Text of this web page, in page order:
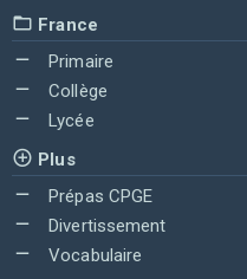
France
Primaire
Collège
Lycée
Plus
Prépas CPGE
Divertissement
Vocabulaire